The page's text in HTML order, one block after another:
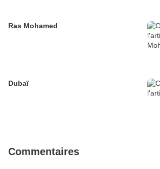
Ras Mohamed
Dubaï
Commentaires